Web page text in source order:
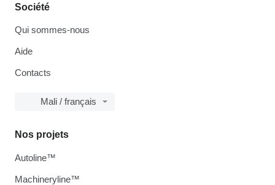
Société
Qui sommes-nous
Aide
Contacts
Mali / français
Nos projets
Autoline™
Machineryline™